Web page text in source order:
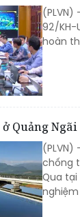
92/KH-
hoàn
Quảng
chống
Qua tại